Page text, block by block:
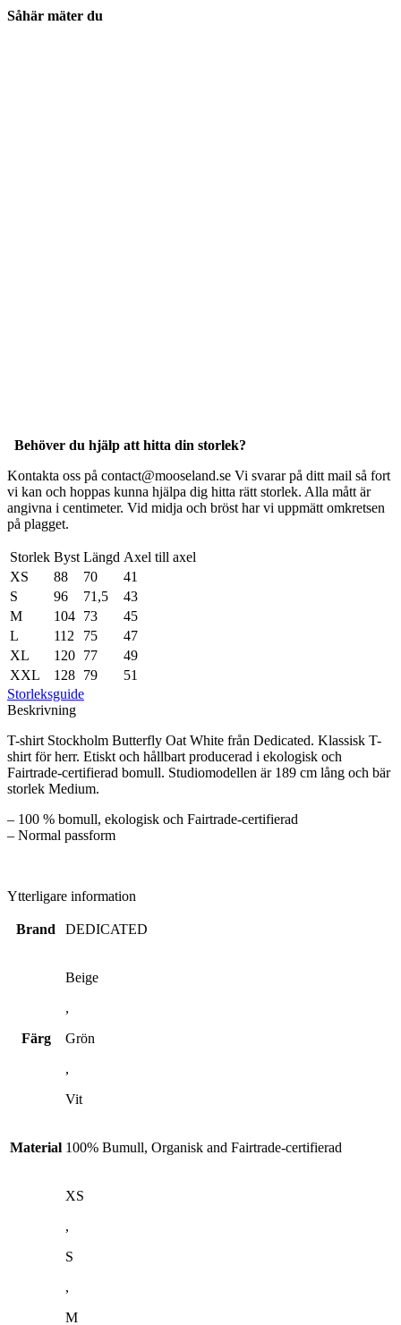
Såhär mäter du
Behöver du hjälp att hitta din storlek?
Kontakta oss på contact@mooseland.se Vi svarar på ditt mail så fort
vi kan och hoppas kunna hjälpa dig hitta rätt storlek. Alla mått är
angivna i centimeter. Vid midja och bröst har vi uppmätt omkretsen
på plagget.
Storlek Byst Längd Axel till axel
XS
88 70
41
S
96 71,5
43
M
104 73
45
L
112 75
47
XL
120 77
49
XXL
128 79
51
Storleksguide
Beskrivning
T-shirt Stockholm Butterfly Oat White från Dedicated. Klassisk T-
shirt för herr. Etiskt och hållbart producerad i ekologisk och
Fairtrade-certifierad bomull. Studiomodellen är 189 cm lång och bär
storlek Medium.
– 100 % bomull, ekologisk och Fairtrade-certifierad
– Normal passform
Ytterligare information
Brand DEDICATED
Färg
Beige
,
Grön
,
Vit
Material 100% Bumull, Organisk and Fairtrade-certifierad
XS
,
S
,
M